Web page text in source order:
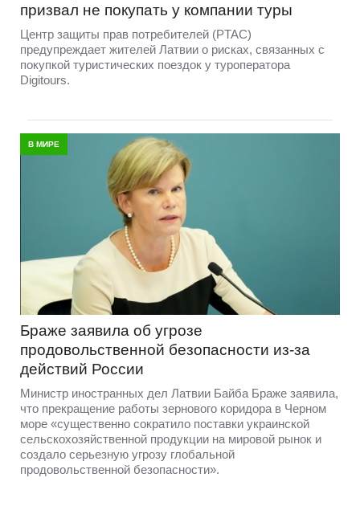
призвал не покупать у компании туры
Центр защиты прав потребителей (PTAC)
предупреждает жителей Латвии о рисках, связанных с
покупкой туристических поездок у туроператора
Digitours.
В МИРЕ
Браже заявила об угрозе
продовольственной безопасности из-за
действий России
Министр иностранных дел Латвии Байба Браже заявила,
что прекращение работы зернового коридора в Черном
море «существенно сократило поставки украинской
сельскохозяйственной продукции на мировой рынок и
создало серьезную угрозу глобальной
продовольственной безопасности».